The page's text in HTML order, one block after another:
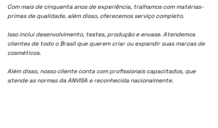
Com mais de cinquenta anos de experiência, tralhamos com matérias-
primas de qualidade, além disso, oferecemos serviço completo.
Isso inclui desenvolvimento, testes, produção e envase. Atendemos
clientes de todo o Brasil que querem criar ou expandir suas marcas de
cosméticos.
Além disso, nosso cliente conta com profissionais capacitados, que
atende as normas da ANVISA e reconhecida nacionalmente.